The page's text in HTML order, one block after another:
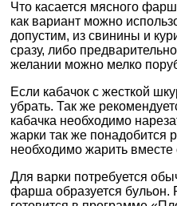
Что касается мясного
как вариант можно
допустим, из свинины и
сразу, либо
желании можно мелко
Если кабачок с жесткой
убрать. Так же
кабачка необходимо
жарки так же понадобится
необходимо жарить
Для варки потребуется
фарша образуется